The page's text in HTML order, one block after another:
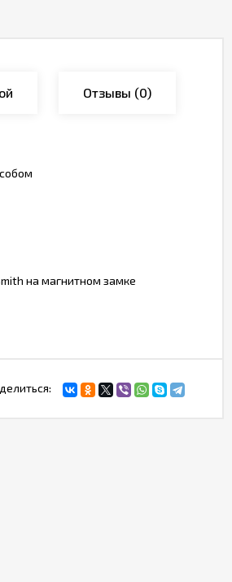
Отзывы (0)
на магнитном замке